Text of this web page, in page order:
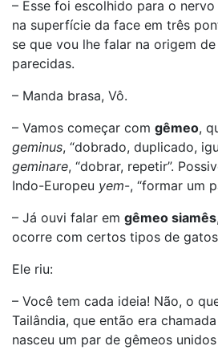
– Esse foi escolhido para o
na superfície da face em três
se que vou lhe falar na origem de
parecidas.
– Manda brasa, Vô.
– Vamos começar com gêmeo,
geminus, “dobrado, duplicado,
geminare, “dobrar, repetir”.
Indo-Europeu yem-, “formar um
– Já ouvi falar em gêmeo siamês
ocorre com certos tipos de
Ele riu:
– Você tem cada ideia! Não, o
Tailândia, que então era chamada
nasceu um par de gêmeos